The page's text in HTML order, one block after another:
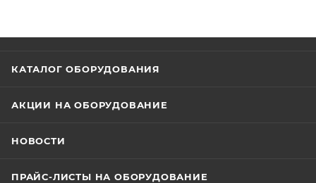
КАТАЛОГ ОБОРУДОВАНИЯ
АКЦИИ НА ОБОРУДОВАНИЕ
НОВОСТИ
ПРАЙС-ЛИСТЫ НА ОБОРУДОВАНИЕ